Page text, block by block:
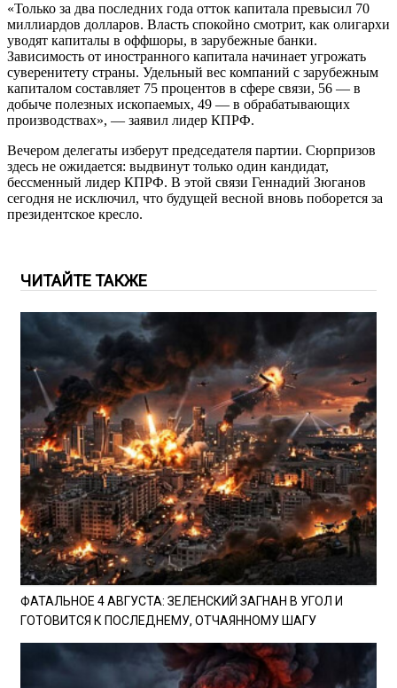
«Только за два последних года отток капитала превысил 70
миллиардов долларов. Власть спокойно смотрит, как олигархи
уводят капиталы в оффшоры, в зарубежные банки.
Зависимость от иностранного капитала начинает угрожать
суверенитету страны. Удельный вес компаний с зарубежным
капиталом составляет 75 процентов в сфере связи, 56 — в
добыче полезных ископаемых, 49 — в обрабатывающих
производствах», — заявил лидер КПРФ.
Вечером делегаты изберут председателя партии. Сюрпризов
здесь не ожидается: выдвинут только один кандидат,
бессменный лидер КПРФ. В этой связи Геннадий Зюганов
сегодня не исключил, что будущей весной вновь поборется за
президентское кресло.
ЧИТАЙТЕ ТАКЖЕ
ФАТАЛЬНОЕ 4 АВГУСТА: ЗЕЛЕНСКИЙ ЗАГНАН В УГОЛ И
ГОТОВИТСЯ К ПОСЛЕДНЕМУ, ОТЧАЯННОМУ ШАГУ